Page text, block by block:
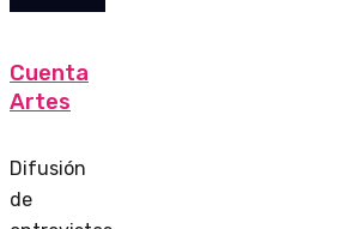
Cuenta
Artes
Difusión
de